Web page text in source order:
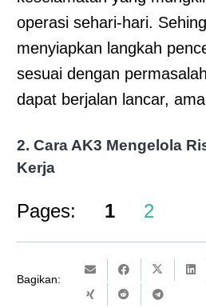
operasi sehari-hari.
menyiapkan langkah
sesuai dengan
dapat berjalan lancar,
2. Cara AK3 Mengelola
Kerja
Pages: 1 2
Bagikan: